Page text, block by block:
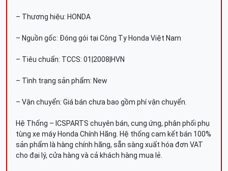
– Thương hiệu: HONDA
– Nguồn gốc: Đóng gói tại Công Ty Honda Việt Nam
– Tiêu chuẩn: TCCS: 01|2008|HVN
– Tình trạng sản phẩm: New
– Vận chuyển: Giá bán chưa bao gồm phí vận chuyển.
Hệ Thống – ICSPARTS chuyên bán, cung ứng, phân phối phụ
tùng xe máy Honda Chính Hãng. Hệ thống cam kết bán 100%
sản phẩm là hàng chính hãng, sẵn sàng xuất hóa đơn VAT
cho đại lý, cửa hàng và cả khách hàng mua lẻ.